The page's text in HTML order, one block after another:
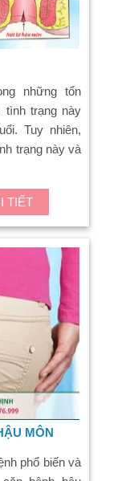
những tổn
trạng này
Tuy nhiên,
trạng này và
TIẾT
MÔN
phổ biến và